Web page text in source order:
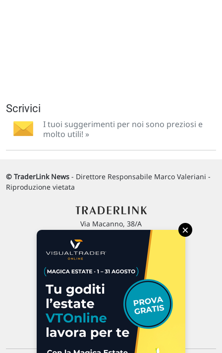
Scrivici
I tuoi suggerimenti per noi sono preziosi e
molto utili! »
© TraderLink News - Direttore Responsabile Marco Valeriani -
Riproduzione vietata
Via Macanno, 38/A
P.IVA 02 452 460 401
Chi siamo
Commenti e segnalazioni
Contattaci
×